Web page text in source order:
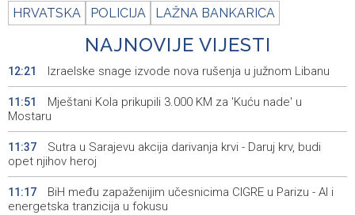
HRVATSKA POLICIJA LAŽNA BANKARICA
NAJNOVIJE VIJESTI
12:21 Izraelske snage izvode nova rušenja u južnom Libanu
11:51
Mještani Kola prikupili 3.000 KM za 'Kuću nade' u
Mostaru
11:37
Sutra u Sarajevu akcija darivanja krvi - Daruj krv, budi
opet njihov heroj
11:17
BiH među zapaženijim učesnicima CIGRE u Parizu - AI i
energetska tranzicija u fokusu